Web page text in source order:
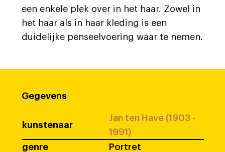
een enkele plek over in het haar. Zowel in
het haar als in haar kleding is een
duidelijke penseelvoering waar te nemen.
Gegevens
kunstenaar
Jan ten Have (1903 -
1991)
genre
Portret